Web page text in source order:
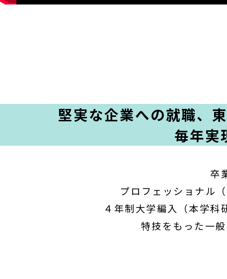
堅実な企業への就職、
毎年実
卒
プロフェッショナル
４年制大学編入（本学科
特技をもった一